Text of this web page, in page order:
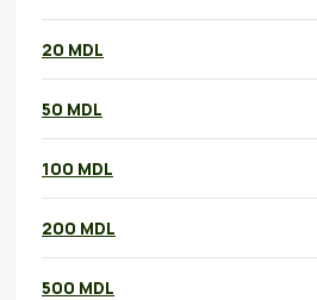
20 MDL
50 MDL
100 MDL
200 MDL
500 MDL